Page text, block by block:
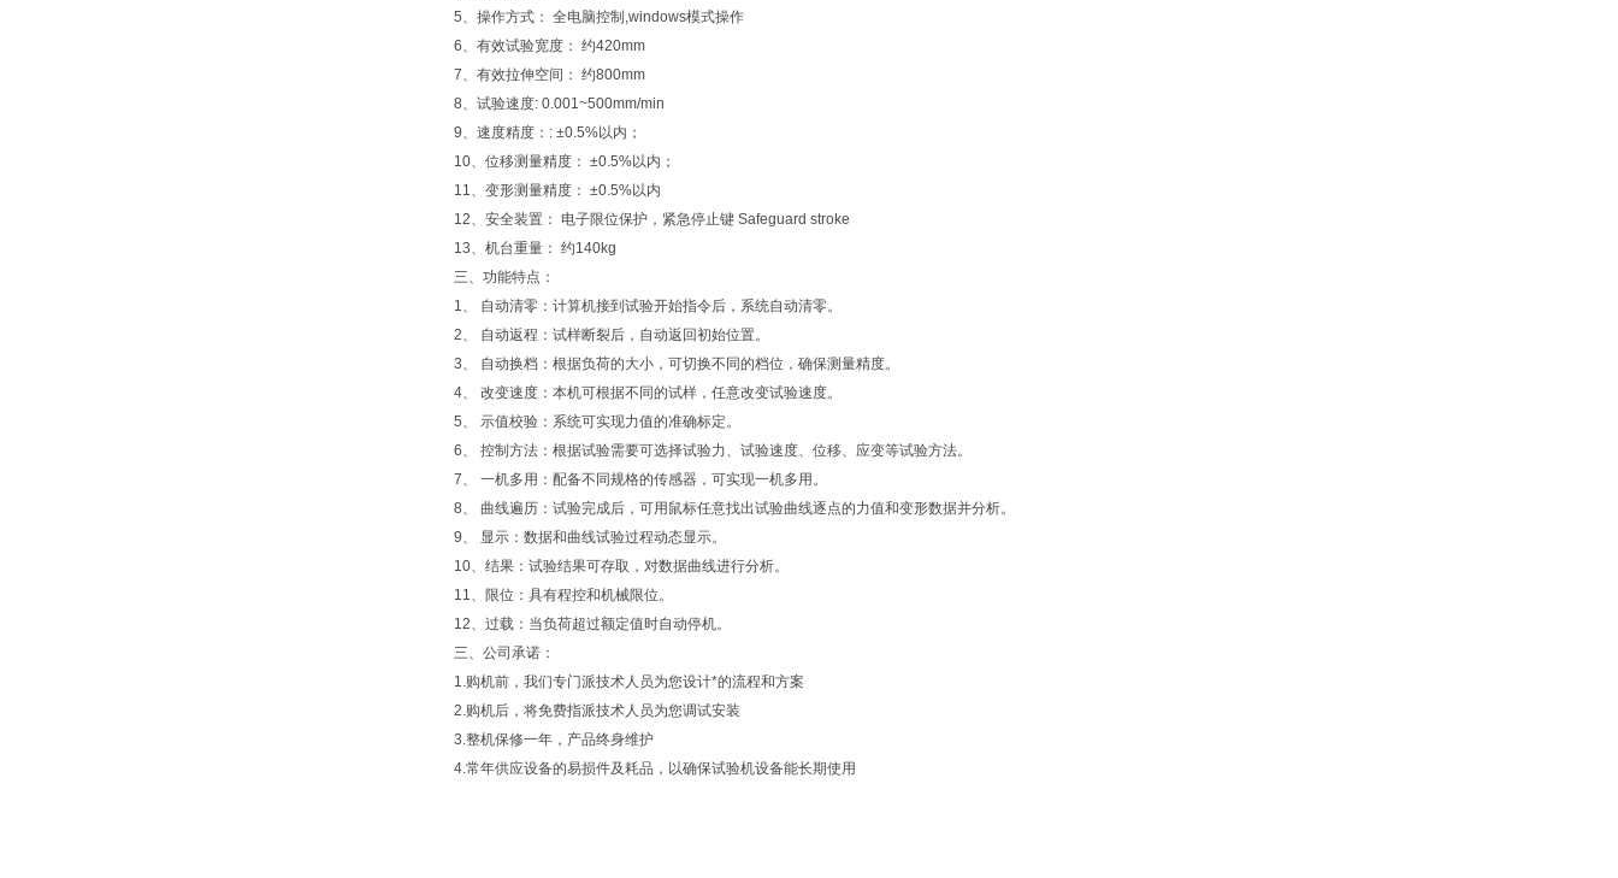
5、操作方式： 全电脑控制,windows模式操作
6、有效试验宽度： 约420mm
7、有效拉伸空间： 约800mm
8、试验速度: 0.001~500mm/min
9、速度精度：: ±0.5%以内；
10、位移测量精度： ±0.5%以内；
11、变形测量精度： ±0.5%以内
12、安全装置： 电子限位保护，紧急停止键 Safeguard stroke
13、机台重量： 约140kg
三、 功能特点：
1、 自动清零：计算机接到试验开始指令后，系统自动清零。
2、 自动返程：试样断裂后，自动返回初始位置。
3、 自动换档：根据负荷的大小，可切换不同的档位，确保测量精度。
4、 改变速度：本机可根据不同的试样，任意改变试验速度。
5、 示值校验：系统可实现力值的准确标定。
6、 控制方法：根据试验需要可选择试验力、试验速度、位移、应变等试验方法。
7、 一机多用：配备不同规格的传感器，可实现一机多用。
8、 曲线遍历：试验完成后，可用鼠标任意找出试验曲线逐点的力值和变形数据并分析。
9、 显示：数据和曲线试验过程动态显示。
10、结果：试验结果可存取，对数据曲线进行分析。
11、限位：具有程控和机械限位。
12、过载：当负荷超过额定值时自动停机。
三、公司承诺：
1.购机前，我们专门派技术人员为您设计*的流程和方案
2.购机后，将免费指派技术人员为您调试安装
3.整机保修一年，产品终身维护
4.常年供应设备的易损件及耗品，以确保试验机设备能长期使用